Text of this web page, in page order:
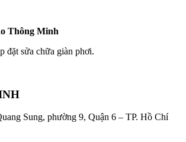
Thông Minh
đặt sửa chữa giàn phơi.
Sung, phường 9, Quận 6 – TP. Hồ Chí